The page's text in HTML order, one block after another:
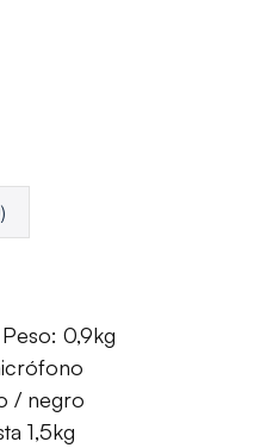
0,9kg
/ negro
1,5kg